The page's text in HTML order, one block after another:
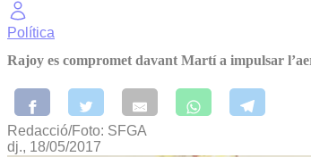
Política
Rajoy es compromet davant Martí a impulsar
Redacció/Foto: SFGA
dj., 18/05/2017